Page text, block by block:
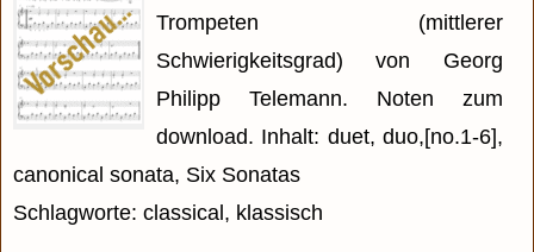
Trompeten (mittlerer
Schwierigkeitsgrad) von Georg
Philipp Telemann. Noten zum
download. Inhalt: duet, duo,[no.1-6],
canonical sonata, Six Sonatas
Schlagworte: classical, klassisch